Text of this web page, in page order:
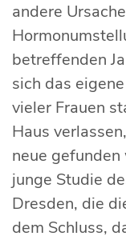
andere
betreffenden
sich das
vieler Frauen
Haus
neue gefunden
junge Studie
Dresden, die
dem Schluss,